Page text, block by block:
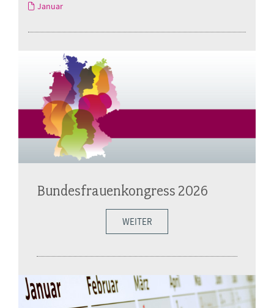
Januar
Bundesfrauenkongress 2026
WEITER